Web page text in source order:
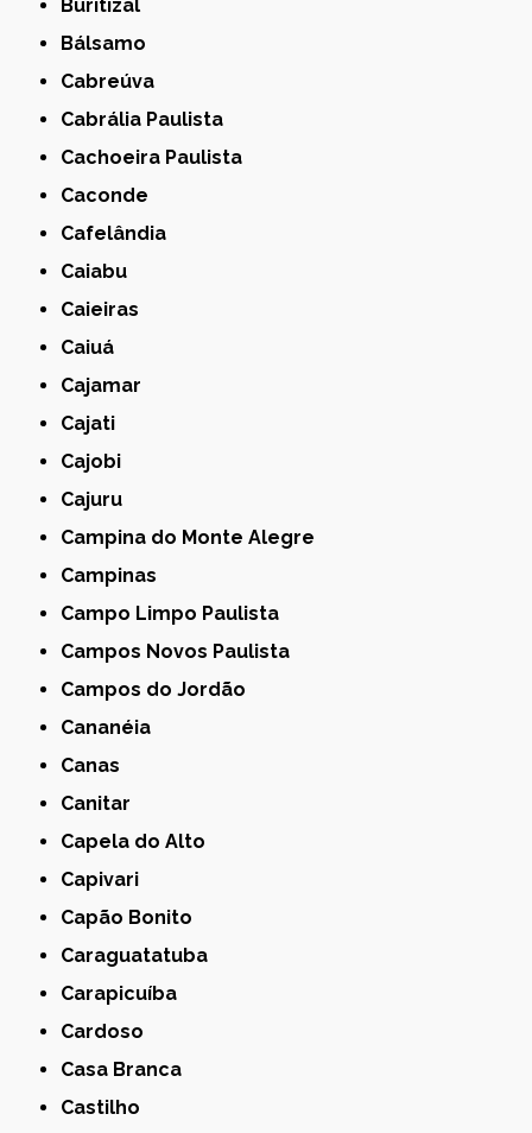
Buritizal
Bálsamo
Cabreúva
Cabrália Paulista
Cachoeira Paulista
Caconde
Cafelândia
Caiabu
Caieiras
Caiuá
Cajamar
Cajati
Cajobi
Cajuru
Campina do Monte Alegre
Campinas
Campo Limpo Paulista
Campos Novos Paulista
Campos do Jordão
Cananéia
Canas
Canitar
Capela do Alto
Capivari
Capão Bonito
Caraguatatuba
Carapicuíba
Cardoso
Casa Branca
Castilho